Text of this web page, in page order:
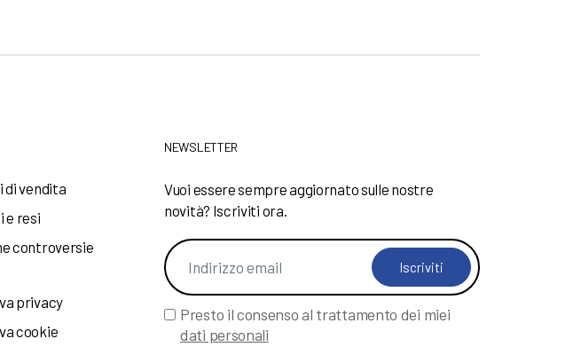
di vendita
e resi
controversie
privacy
cookie
NEWSLETTER
Vuoi essere sempre aggiornato sulle nostre
novità? Iscriviti ora.
Iscriviti
Presto il consenso al trattamento dei miei
dati personali